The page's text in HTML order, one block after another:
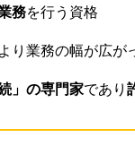
務を行う資格
り業務の幅が広が
」の専門家であり